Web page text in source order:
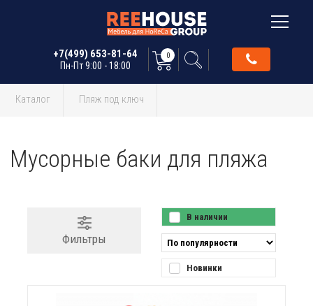
+7(499) 653-81-64
Пн-Пт 9:00 - 18:00
0
Каталог Пляж под ключ
Мусорные баки для пляжа
Фильтры
В наличии
Новинки